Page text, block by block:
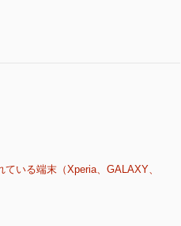
いる端末（Xperia、GALAXY、